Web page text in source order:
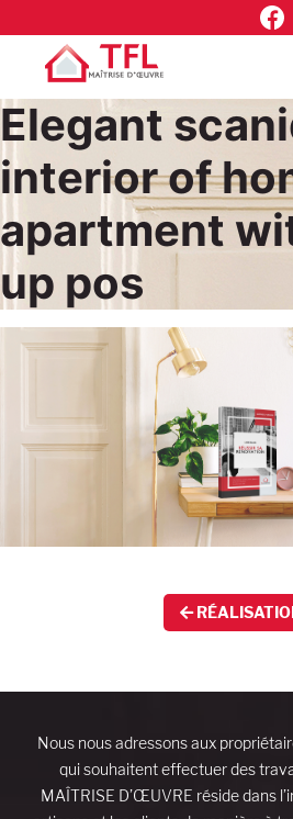
FB
Elegant
interior of
apartment
up pos
Nous nous adressons aux
qui souhaitent effectuer des
MAÎTRISE D’ŒUVRE réside dans